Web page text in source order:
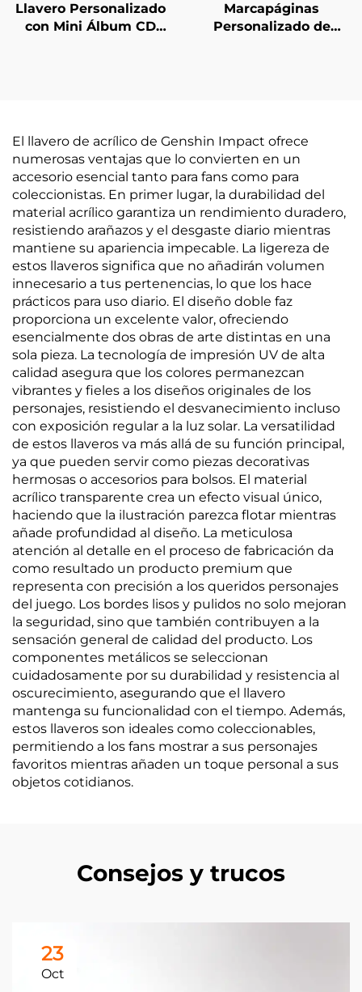
Llavero Personalizado
con Mini Álbum CD
Marcapáginas
Personalizado de
El llavero de acrílico de Genshin Impact ofrece
numerosas ventajas que lo convierten en un
accesorio esencial tanto para fans como para
coleccionistas. En primer lugar, la durabilidad del
material acrílico garantiza un rendimiento duradero,
resistiendo arañazos y el desgaste diario mientras
mantiene su apariencia impecable. La ligereza de
estos llaveros significa que no añadirán volumen
innecesario a tus pertenencias, lo que los hace
prácticos para uso diario. El diseño doble faz
proporciona un excelente valor, ofreciendo
esencialmente dos obras de arte distintas en una
sola pieza. La tecnología de impresión UV de alta
calidad asegura que los colores permanezcan
vibrantes y fieles a los diseños originales de los
personajes, resistiendo el desvanecimiento incluso
con exposición regular a la luz solar. La versatilidad
de estos llaveros va más allá de su función principal,
ya que pueden servir como piezas decorativas
hermosas o accesorios para bolsos. El material
acrílico transparente crea un efecto visual único,
haciendo que la ilustración parezca flotar mientras
añade profundidad al diseño. La meticulosa
atención al detalle en el proceso de fabricación da
como resultado un producto premium que
representa con precisión a los queridos personajes
del juego. Los bordes lisos y pulidos no solo mejoran
la seguridad, sino que también contribuyen a la
sensación general de calidad del producto. Los
componentes metálicos se seleccionan
cuidadosamente por su durabilidad y resistencia al
oscurecimiento, asegurando que el llavero
mantenga su funcionalidad con el tiempo. Además,
estos llaveros son ideales como coleccionables,
permitiendo a los fans mostrar a sus personajes
favoritos mientras añaden un toque personal a sus
objetos cotidianos.
Consejos y trucos
23
Oct